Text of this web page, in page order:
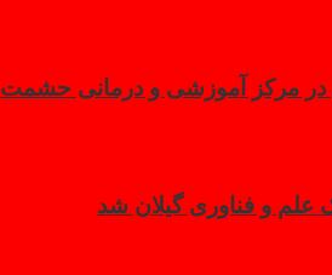
در مرکز آموزشی و درمانی حشمت
و فناوری گیلان شد